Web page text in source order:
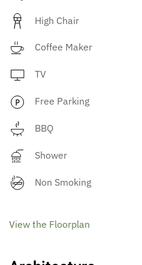
High Chair
Coffee Maker
TV
Free Parking
BBQ
Shower
Non Smoking
View the Floorplan